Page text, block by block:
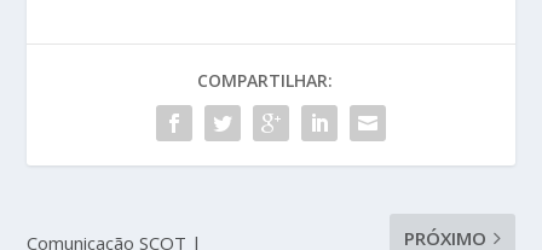
COMPARTILHAR:
Comunicação SCOT |
PRÓXIMO